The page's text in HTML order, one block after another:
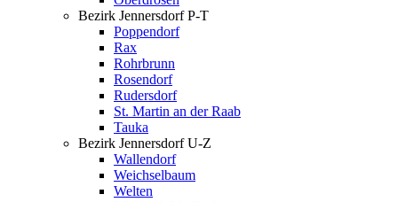
Bezirk Jennersdorf P-T
Poppendorf
Rax
Rohrbrunn
Rosendorf
Rudersdorf
St. Martin an der Raab
Tauka
Bezirk Jennersdorf U-Z
Wallendorf
Weichselbaum
Welten